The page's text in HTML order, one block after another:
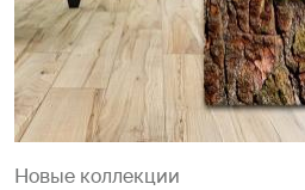
Новые коллекции